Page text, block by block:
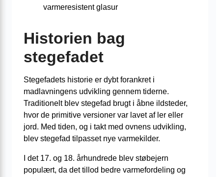
varmeresistent glasur
Historien bag
stegefadet
Stegefadets historie er dybt forankret i
madlavningens udvikling gennem tiderne.
Traditionelt blev stegefad brugt i åbne ildsteder,
hvor de primitive versioner var lavet af ler eller
jord. Med tiden, og i takt med ovnens udvikling,
blev stegefad tilpasset nye varmekilder.
I det 17. og 18. århundrede blev støbejern
populært, da det tillod bedre varmefordeling og